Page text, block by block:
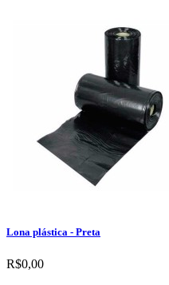
Lona plástica - Preta
R$0,00